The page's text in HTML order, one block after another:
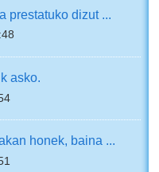
dizut ...
asko.
honek, baina ...